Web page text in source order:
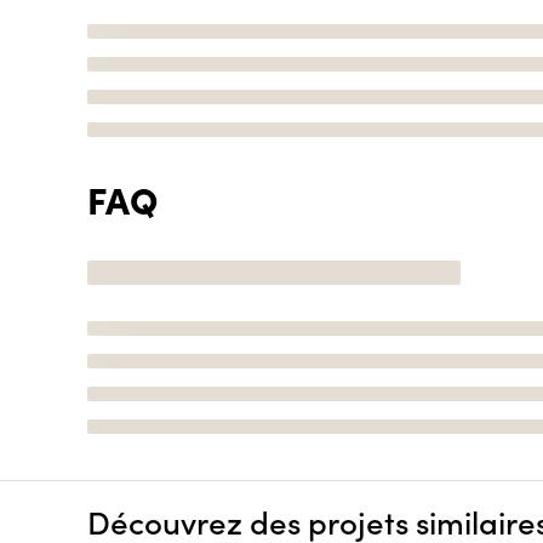
FAQ
Découvrez des projets